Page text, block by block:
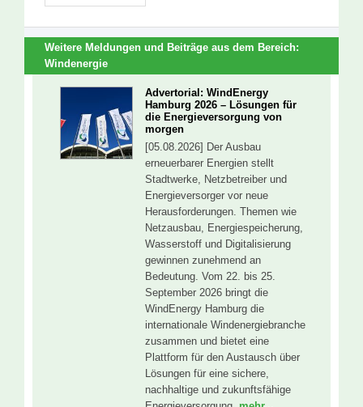
Weitere Meldungen und Beiträge aus dem Bereich:
Windenergie
Advertorial: WindEnergy
Hamburg 2026 – Lösungen für
die Energieversorgung von
morgen
[05.08.2026] Der Ausbau
erneuerbarer Energien stellt
Stadtwerke, Netzbetreiber und
Energieversorger vor neue
Herausforderungen. Themen wie
Netzausbau, Energiespeicherung,
Wasserstoff und Digitalisierung
gewinnen zunehmend an
Bedeutung. Vom 22. bis 25.
September 2026 bringt die
WindEnergy Hamburg die
internationale Windenergiebranche
zusammen und bietet eine
Plattform für den Austausch über
Lösungen für eine sichere,
nachhaltige und zukunftsfähige